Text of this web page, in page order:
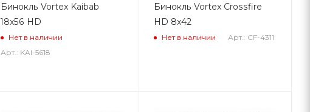
Бинокль Vortex Kaibab
18x56 HD
Нет в наличии
Арт.: KAI-5618
Бинокль Vortex Crossfire
HD 8x42
Нет в наличии Арт.: CF-4311